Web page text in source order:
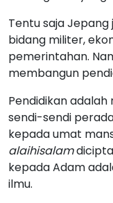
Tentu saja
bidang militer,
pemerintahan.
membangun
Pendidikan
sendi-sendi
kepada umat
alaihisalam
kepada Adam
ilmu.